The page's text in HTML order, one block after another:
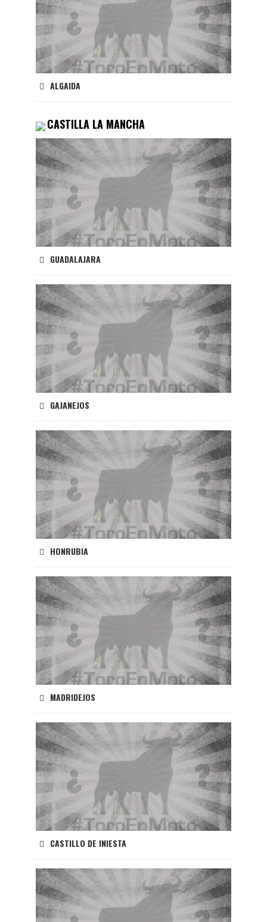
ALGAIDA
CASTILLA LA MANCHA
GUADALAJARA
GAJANEJOS
HONRUBIA
MADRIDEJOS
CASTILLO DE INIESTA